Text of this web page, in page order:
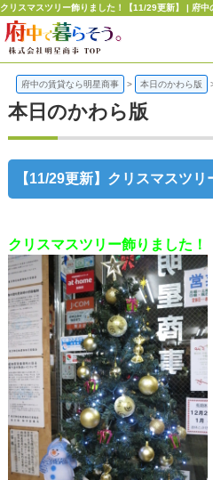
クリスマスツリー飾りました！【11/29更新】 | 府中
府中の賃貸なら明星商事 > 本日のかわら版
本日のかわら版
【11/29更新】クリスマスツリ
クリスマスツリー飾りました！